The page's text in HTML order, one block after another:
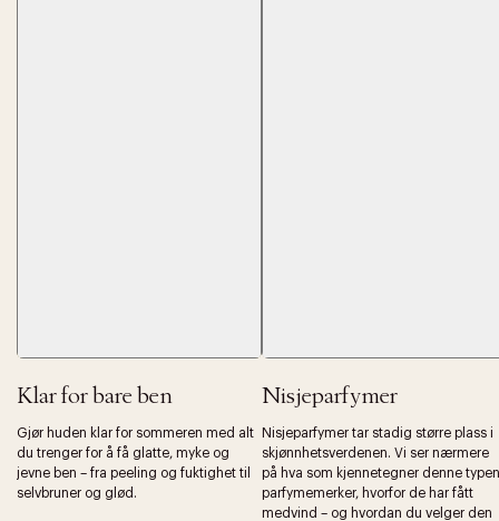
Klar for bare ben
Gjør huden klar for sommeren med alt
du trenger for å få glatte, myke og
jevne ben – fra peeling og fuktighet til
selvbruner og glød.
Nisjeparfymer
Nisjeparfymer tar stadig større plass i
skjønnhetsverdenen. Vi ser nærmere
på hva som kjennetegner denne typen
parfymemerker, hvorfor de har fått
medvind – og hvordan du velger den